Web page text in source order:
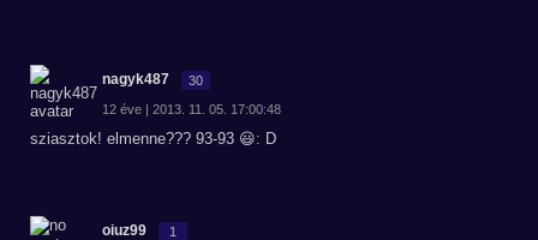
nagyk487 30
12 éve | 2013. 11. 05. 17:00:48
sziasztok! elmenne??? 93-93 😃: D
oiuz99 1